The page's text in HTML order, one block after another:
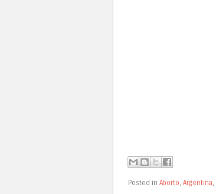
Posted in Aborto, Argentina,